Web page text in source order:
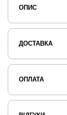
ОПИС
ДОСТАВКА
ОПЛАТА